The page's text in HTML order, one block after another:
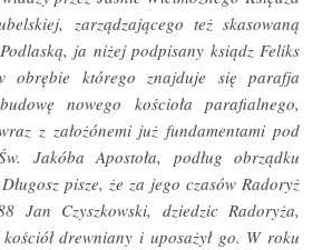
zarządzającego też skasowaną
ja niżej podpisany ksiądz Feliks
obrębie którego znajduje się parafja
nowego kościoła parafialnego,
z założónemi już fundamentami pod
Jakóba Apostoła, podług obrządku
pisze, że za jego czasów Radoryż
Czyszkowski, dziedzic Radoryża,
drewniany i uposażył go. W roku